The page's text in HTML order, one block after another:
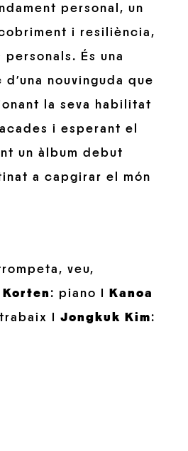
personal, un
i resiliència,
És una
nouvinguda que
la seva habilitat
i esperant el
un àlbum debut
a capgirar el món
veu,
Korten: piano I
Kanoa
I Jongkuk Kim: